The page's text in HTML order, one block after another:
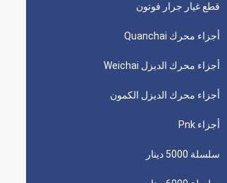
قطع غيار جرار فوتون
أجزاء محرك Quanchai
أجزاء محرك الديزل Weichai
أجزاء محرك الديزل الكمون
أجزاء Pnk
سلسلة 5000 دينار